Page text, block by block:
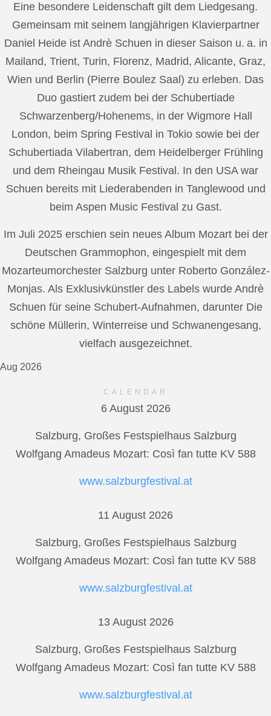
Eine besondere Leidenschaft gilt dem Liedgesang.
Gemeinsam mit seinem langjährigen Klavierpartner
Daniel Heide ist Andrè Schuen in dieser Saison u. a. in
Mailand, Trient, Turin, Florenz, Madrid, Alicante, Graz,
Wien und Berlin (Pierre Boulez Saal) zu erleben. Das
Duo gastiert zudem bei der Schubertiade
Schwarzenberg/Hohenems, in der Wigmore Hall
London, beim Spring Festival in Tokio sowie bei der
Schubertiada Vilabertran, dem Heidelberger Frühling
und dem Rheingau Musik Festival. In den USA war
Schuen bereits mit Liederabenden in Tanglewood und
beim Aspen Music Festival zu Gast.
Im Juli 2025 erschien sein neues Album Mozart bei der
Deutschen Grammophon, eingespielt mit dem
Mozarteumorchester Salzburg unter Roberto González-
Monjas. Als Exklusivkünstler des Labels wurde Andrè
Schuen für seine Schubert-Aufnahmen, darunter Die
schöne Müllerin, Winterreise und Schwanengesang,
vielfach ausgezeichnet.
Aug 2026
CALENDAR
6 August 2026
Salzburg, Großes Festspielhaus Salzburg
Wolfgang Amadeus Mozart: Così fan tutte KV 588
www.salzburgfestival.at
11 August 2026
Salzburg, Großes Festspielhaus Salzburg
Wolfgang Amadeus Mozart: Così fan tutte KV 588
www.salzburgfestival.at
13 August 2026
Salzburg, Großes Festspielhaus Salzburg
Wolfgang Amadeus Mozart: Così fan tutte KV 588
www.salzburgfestival.at